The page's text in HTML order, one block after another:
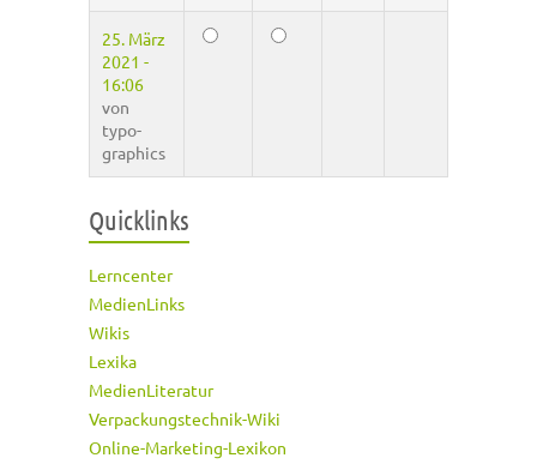
25. März
2021 -
16:06
von
typo-
graphics
Quicklinks
Lerncenter
MedienLinks
Wikis
Lexika
MedienLiteratur
Verpackungstechnik-Wiki
Online-Marketing-Lexikon